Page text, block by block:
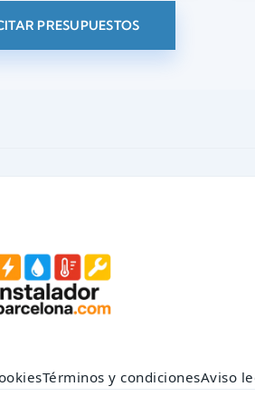
PRESUPUESTOS
Términos y condicionesAviso